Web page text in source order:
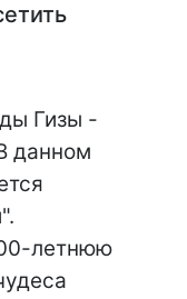
Гизы -
данном
летнюю